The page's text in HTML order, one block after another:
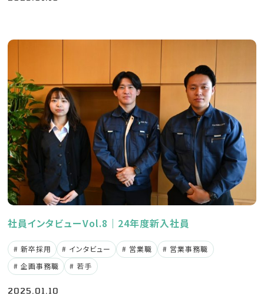
社員インタビューVol.8｜24年度新入社員
新卒採用 インタビュー 営業職
営業事務職
企画事務職
若手
2025.01.10